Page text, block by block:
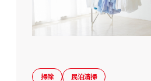
掃除 民泊清掃